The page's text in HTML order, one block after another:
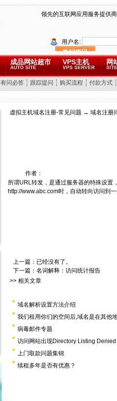
领先的互联网应用服务提供商
用户名:
成品网站超市
AUTO SITE
VPS主机
VPS SERVER
网
有问必答 跟踪提问 购买流程 付款方式
虚拟主机域名注册-常见问题 → 域名注册
作者：
所谓URL转发，是通过服务器的特殊设置
http://www.abc.com时，自动转向访问到
上一篇：已经没有了。
下一篇： 名词解释：访问统计报告
>> 相关文章
域名解析设置方法介绍
我们租用你们的空间后,域名是在其他
病毒邮件专题
访问网站出现Directory Listing
上门取款问题集锦
续租多年是否有优惠？